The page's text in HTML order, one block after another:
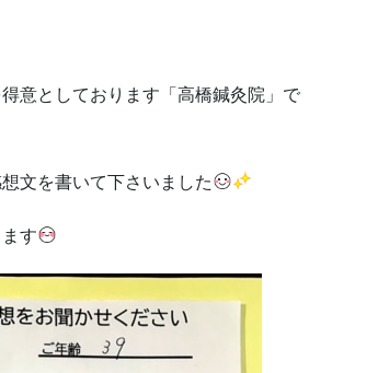
意としております「高橋鍼灸院」で
文を書いて下さいました
す